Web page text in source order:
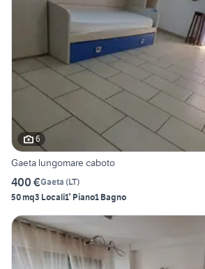
6
Gaeta lungomare caboto
400 €Gaeta (LT)
50 mq3 Locali1° Piano1 Bagno